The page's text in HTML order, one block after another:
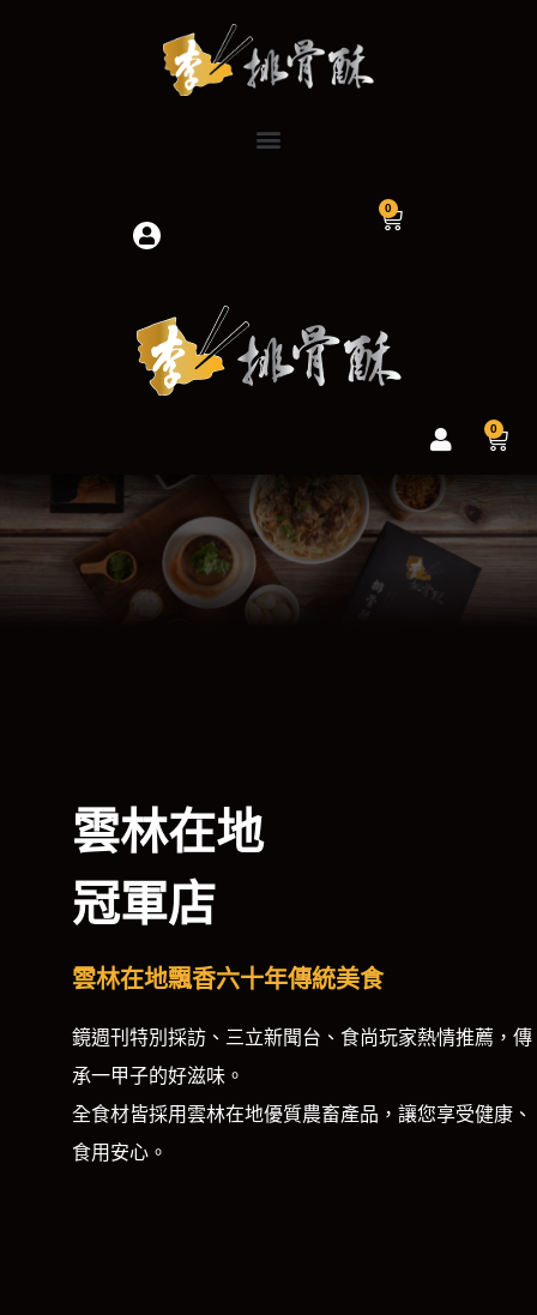
0
購
0
購
雲林在地
冠軍店
雲林在地飄香六十年傳統美食
鏡週刊特別採訪、三立新聞台、食尚玩家熱情推薦，傳
承一甲子的好滋味。
全食材皆採用雲林在地優質農畜產品，讓您享受健康、
食用安心。